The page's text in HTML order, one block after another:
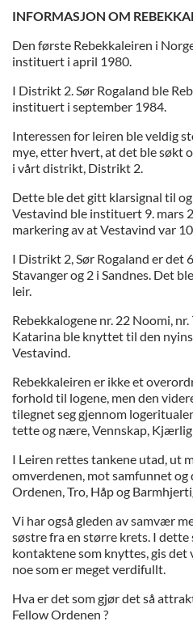
INFORMASJON OM
Den første Rebekkaleiren i
instituert i april 1980.
I Distrikt 2. Sør Rogaland ble
instituert i september 1984.
Interessen for leiren ble veldig
mye, etter hvert, at det ble søkt
i vårt distrikt, Distrikt 2.
Dette ble det gitt klarsignal til
Vestavind ble instituert 9. mars
markering av at Vestavind var 10
I Distrikt 2, Sør Rogaland er det
Stavanger og 2 i Sandnes. Det
leir.
Rebekkalogene nr. 22 Noomi,
Katarina ble knyttet til den
Vestavind.
Rebekkaleiren er ikke et
forhold til logene, men den
tilegnet seg gjennom
tette og nære, Vennskap,
I Leiren rettes tankene utad, ut
omverdenen, mot samfunnet og
Ordenen, Tro, Håp og
Vi har også gleden av samvær
søstre fra en større krets. I
kontaktene som knyttes, gis det
noe som er meget verdifullt.
Hva er det som gjør det så
Fellow Ordenen ?